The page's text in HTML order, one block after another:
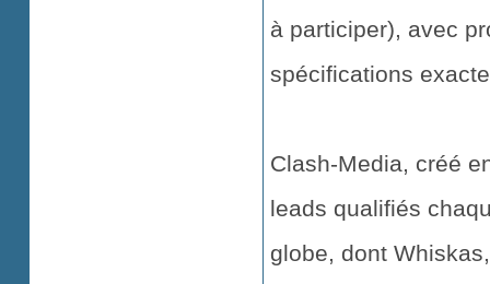
à participer), avec
spécifications
Clash-Media, créé
leads qualifiés
globe, dont